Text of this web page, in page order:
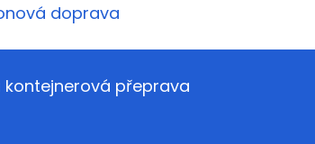
doprava
přeprava